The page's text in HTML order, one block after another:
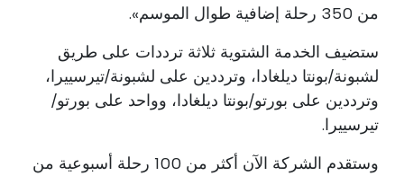
من 350 رحلة إضافية طوال الموسم».
ستضيف الخدمة الشتوية ثلاثة ترددات على طريق
لشبونة/بونتا ديلغادا، وترددين على لشبونة/تيرسييرا،
وترددين على بورتو/بونتا ديلغادا، وواحد على بورتو/
تيرسييرا.
وستقدم الشركة الآن أكثر من 100 رحلة أسبوعية من